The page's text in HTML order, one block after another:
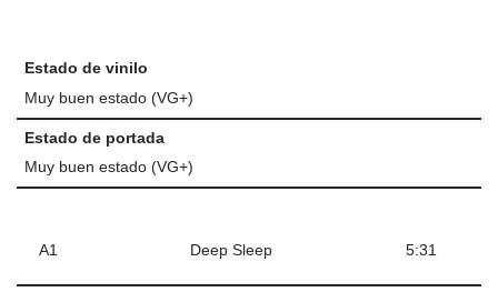
Estado de vinilo
Muy buen estado (VG+)
Estado de portada
Muy buen estado (VG+)
A1 Deep Sleep 5:31